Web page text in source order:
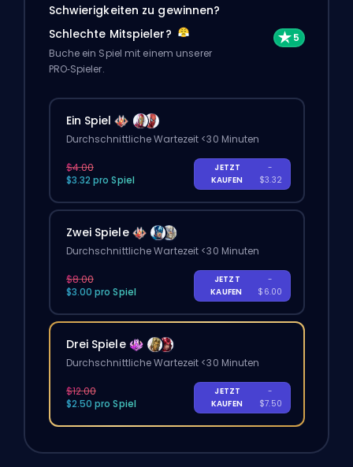
Schwierigkeiten zu gewinnen?
Schlechte Mitspieler?
Buche ein Spiel mit einem unserer
PRO‑Spieler.
Ein Spiel
Durchschnittliche Wartezeit <30 Minuten
$4.00
$3.32 pro Spiel
JETZT
KAUFEN
-
$3.32
Zwei Spiele
Durchschnittliche Wartezeit <30 Minuten
$8.00
$3.00 pro Spiel
JETZT
KAUFEN
-
$6.00
Drei Spiele
Durchschnittliche Wartezeit <30 Minuten
$12.00
$2.50 pro Spiel
JETZT
KAUFEN
-
$7.50